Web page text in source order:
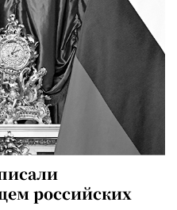
российских